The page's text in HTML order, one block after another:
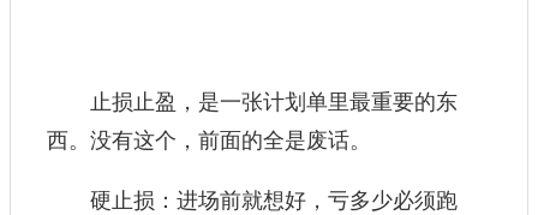
止损止盈，是一张计划单里最重要的东
西。没有这个，前面的全是废话。
硬止损：进场前就想好，亏多少必须跑